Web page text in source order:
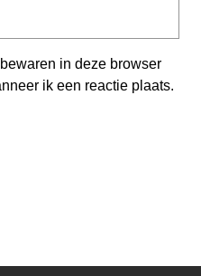
in deze browser
ik een reactie plaats.